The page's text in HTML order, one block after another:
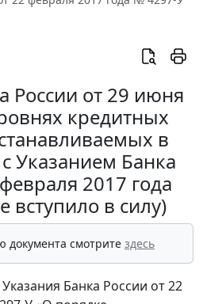
России от 29 июня
кредитных
в
Указанием Банка
2017 года
вступило в силу)
документа смотрите здесь
Банка России от 22